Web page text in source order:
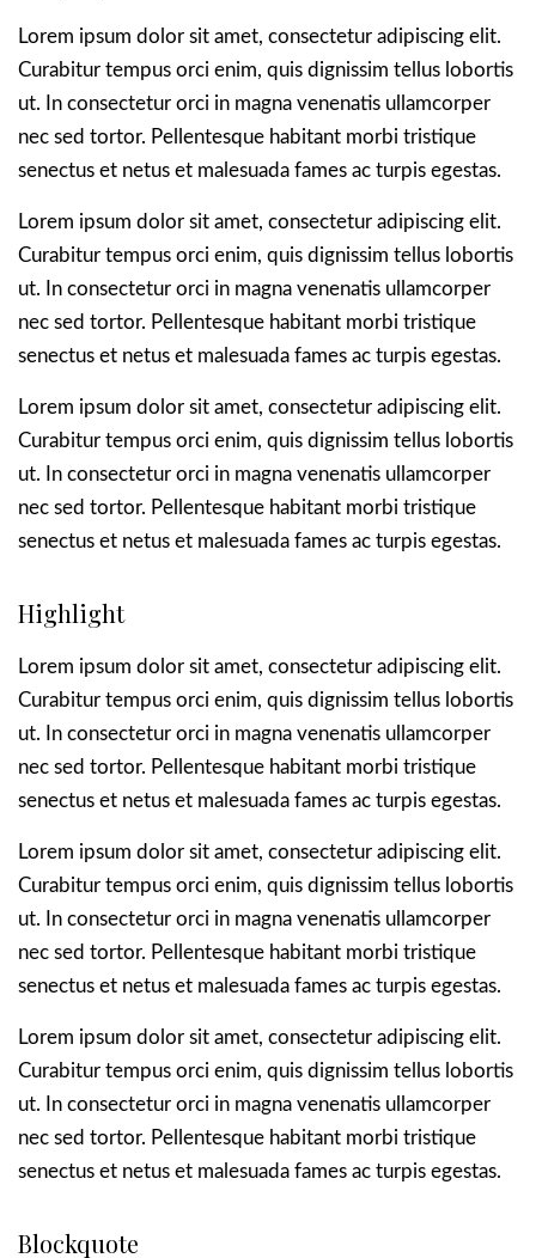
Lorem ipsum dolor sit amet, consectetur adipiscing elit.
Curabitur tempus orci enim, quis dignissim tellus lobortis
ut. In consectetur orci in magna venenatis ullamcorper
nec sed tortor. Pellentesque habitant morbi tristique
senectus et netus et malesuada fames ac turpis egestas.
Lorem ipsum dolor sit amet, consectetur adipiscing elit.
Curabitur tempus orci enim, quis dignissim tellus lobortis
ut. In consectetur orci in magna venenatis ullamcorper
nec sed tortor. Pellentesque habitant morbi tristique
senectus et netus et malesuada fames ac turpis egestas.
Lorem ipsum dolor sit amet, consectetur adipiscing elit.
Curabitur tempus orci enim, quis dignissim tellus lobortis
ut. In consectetur orci in magna venenatis ullamcorper
nec sed tortor. Pellentesque habitant morbi tristique
senectus et netus et malesuada fames ac turpis egestas.
Highlight
Lorem ipsum dolor sit amet, consectetur adipiscing elit.
Curabitur tempus orci enim, quis dignissim tellus lobortis
ut. In consectetur orci in magna venenatis ullamcorper
nec sed tortor. Pellentesque habitant morbi tristique
senectus et netus et malesuada fames ac turpis egestas.
Lorem ipsum dolor sit amet, consectetur adipiscing elit.
Curabitur tempus orci enim, quis dignissim tellus lobortis
ut.
In consectetur orci in magna venenatis ullamcorper
nec sed tortor. Pellentesque habitant morbi tristique
senectus et netus et malesuada fames ac turpis egestas.
Lorem ipsum dolor sit amet, consectetur adipiscing elit.
Curabitur tempus orci enim, quis dignissim tellus lobortis
ut. In consectetur orci in magna venenatis ullamcorper
nec sed tortor. Pellentesque habitant morbi tristique
senectus et netus et malesuada fames ac turpis egestas.
Blockquote